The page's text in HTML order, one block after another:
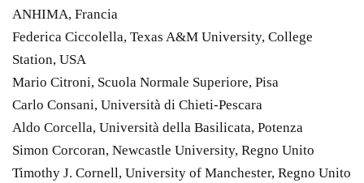
ANHIMA, Francia
Federica Ciccolella, Texas A&M University, College
Station, USA
Mario Citroni, Scuola Normale Superiore, Pisa
Carlo Consani, Università di Chieti-Pescara
Aldo Corcella, Università della Basilicata, Potenza
Simon Corcoran, Newcastle University, Regno Unito
Timothy J. Cornell, University of Manchester, Regno Unito